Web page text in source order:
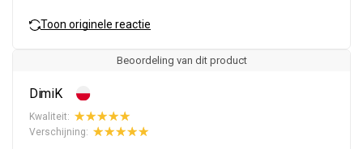
Toon originele reactie
Beoordeling van dit product
DimiK
Kwaliteit:
Verschijning: